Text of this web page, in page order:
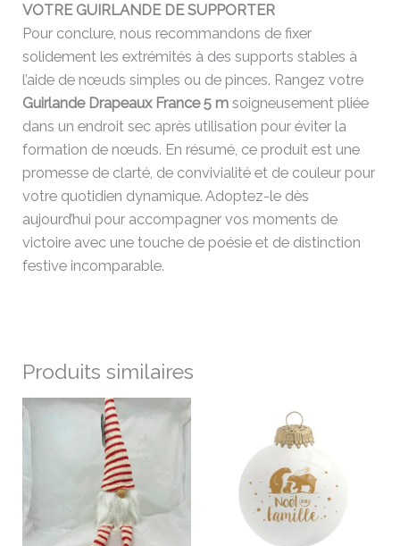
VOTRE GUIRLANDE DE SUPPORTER
Pour conclure, nous recommandons de fixer
solidement les extrémités à des supports stables à
l’aide de nœuds simples ou de pinces. Rangez votre
Guirlande Drapeaux France 5 m soigneusement pliée
dans un endroit sec après utilisation pour éviter la
formation de nœuds. En résumé, ce produit est une
promesse de clarté, de convivialité et de couleur pour
votre quotidien dynamique. Adoptez-le dès
aujourd’hui pour accompagner vos moments de
victoire avec une touche de poésie et de distinction
festive incomparable.
Produits similaires